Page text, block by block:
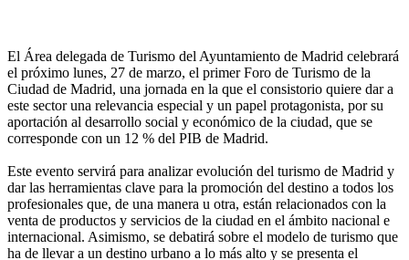
El Área delegada de Turismo del Ayuntamiento de Madrid celebrará
el próximo lunes, 27 de marzo, el primer Foro de Turismo de la
Ciudad de Madrid, una jornada en la que el consistorio quiere dar a
este sector una relevancia especial y un papel protagonista, por su
aportación al desarrollo social y económico de la ciudad, que se
corresponde con un 12 % del PIB de Madrid.
Este evento servirá para analizar evolución del turismo de Madrid y
dar las herramientas clave para la promoción del destino a todos los
profesionales que, de una manera u otra, están relacionados con la
venta de productos y servicios de la ciudad en el ámbito nacional e
internacional. Asimismo, se debatirá sobre el modelo de turismo que
ha de llevar a un destino urbano a lo más alto y se presenta el